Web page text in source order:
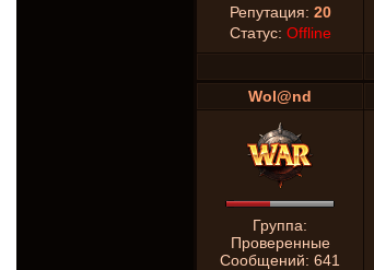
Репутация: 20
Статус: Offline
Wol@nd
Группа:
Проверенные
Сообщений: 641